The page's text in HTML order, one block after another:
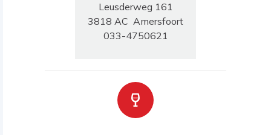
Leusderweg 161
3818 AC Amersfoort
033-4750621